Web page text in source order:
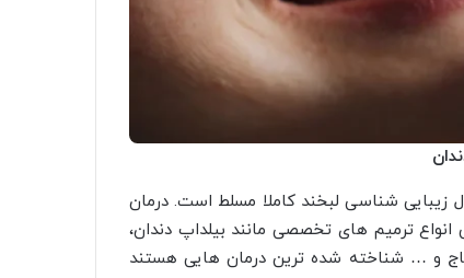
شناسی لبخند کاملا مسلط است. درمان
ترمیم های تخصصی مانند بیلداپ دندان،
و … شناخته شده ترین درمان هایی هستند